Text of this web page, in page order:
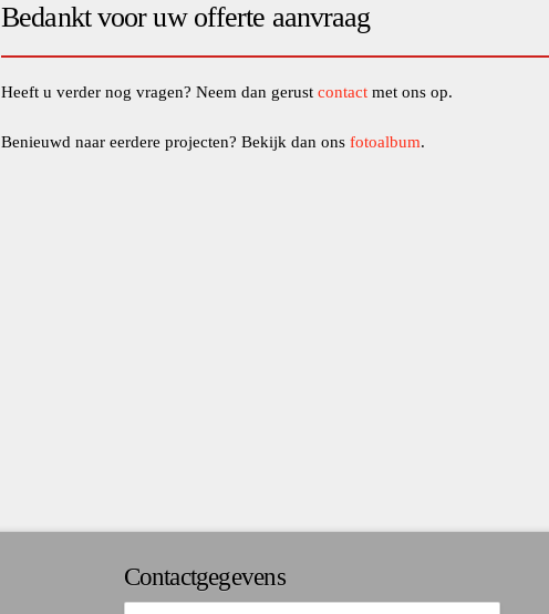
Bedankt voor uw offerte aanvraag
Heeft u verder nog vragen? Neem dan gerustcontact met ons op.
Benieuwd naar eerdere projecten? Bekijk dan onsfotoalbum.
Contactgegevens